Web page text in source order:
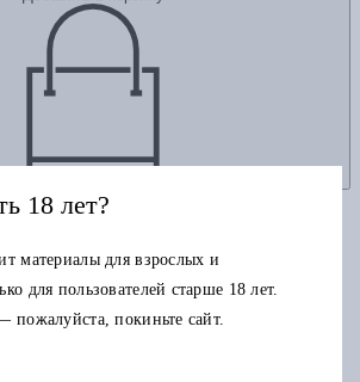
18 лет?
материалы для взрослых и
для пользователей старше 18 лет.
пожалуйста, покиньте сайт.